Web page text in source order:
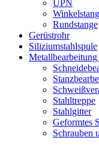
UPN
Rundstange
Gerüstrohr
Siliziumstahlspule
Stahltreppe
Stahlgitter
Geformtes
Schrauben